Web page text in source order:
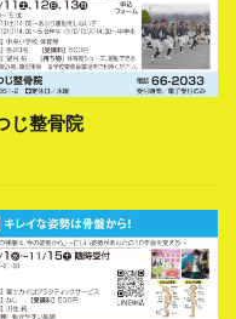
じ整骨院